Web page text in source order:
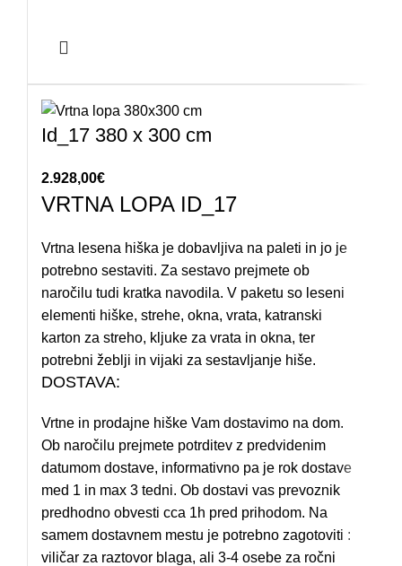
Id_17 380 x 300 cm
2.928,00€
VRTNA LOPA ID_17
Vrtna lesena hiška je dobavljiva na paleti in jo je
potrebno sestaviti. Za sestavo prejmete ob
naročilu tudi kratka navodila. V paketu so leseni
elementi hiške, strehe, okna, vrata, katranski
karton za streho, kljuke za vrata in okna, ter
potrebni žeblji in vijaki za sestavljanje hiše.
DOSTAVA:
Vrtne in prodajne hiške Vam dostavimo na dom.
Ob naročilu prejmete potrditev z predvidenim
datumom dostave, informativno pa je rok dostave
med 1 in max 3 tedni. Ob dostavi vas prevoznik
predhodno obvesti cca 1h pred prihodom. Na
samem dostavnem mestu je potrebno zagotoviti :
viličar za raztovor blaga, ali 3-4 osebe za ročni